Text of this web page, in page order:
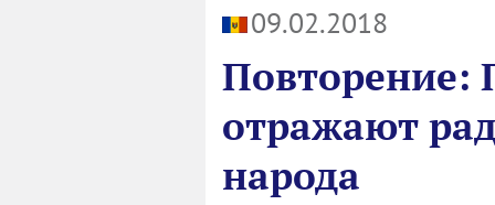
09.02.2018
Повторение:
отражают
народа